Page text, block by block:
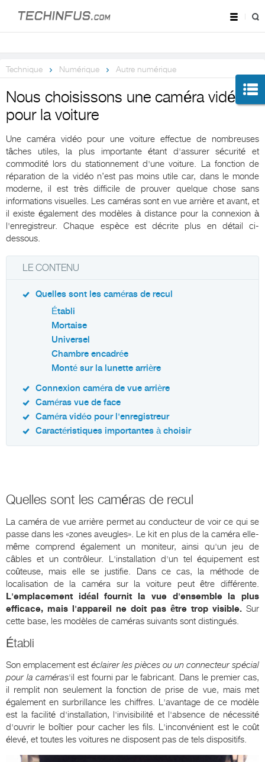
Technique Numérique Autre numérique
Nous choisissons une caméra vidéo
pour la voiture
Une caméra vidéo pour une voiture effectue de nombreuses
tâches utiles, la plus importante étant d'assurer sécurité et
commodité lors du stationnement d'une voiture. La fonction de
réparation de la vidéo n’est pas moins utile car, dans le monde
moderne, il est très difficile de prouver quelque chose sans
informations visuelles. Les caméras sont en vue arrière et avant, et
il existe également des modèles à distance pour la connexion à
l'enregistreur. Chaque espèce est décrite plus en détail ci-
dessous.
LE CONTENU
Quelles sont les caméras de recul
Établi
Mortaise
Universel
Chambre encadrée
Monté sur la lunette arrière
Connexion caméra de vue arrière
Caméras vue de face
Caméra vidéo pour l'enregistreur
Caractéristiques importantes à choisir
Quelles sont les caméras de recul
La caméra de vue arrière permet au conducteur de voir ce qui se
passe dans les «zones aveugles». Le kit en plus de la caméra elle-
même comprend également un moniteur, ainsi qu'un jeu de
câbles et un contrôleur. L'installation d'un tel équipement est
coûteuse, mais elle se justifie. Dans ce cas, la méthode de
localisation de la caméra sur la voiture peut être différente.
L'emplacement idéal fournit la vue d'ensemble la plus
efficace, mais l'appareil ne doit pas être trop visible. Sur
cette base, les modèles de caméras suivants sont distingués.
Établi
Son emplacement est éclairer les pièces ou un connecteur spécial
pour la caméras'il est fourni par le fabricant. Dans le premier cas,
il remplit non seulement la fonction de prise de vue, mais met
également en surbrillance les chiffres. L'avantage de ce modèle
est la facilité d'installation, l'invisibilité et l'absence de nécessité
d'ouvrir le boîtier pour cacher les fils. L'inconvénient est le coût
élevé, et toutes les voitures ne disposent pas de tels dispositifs.